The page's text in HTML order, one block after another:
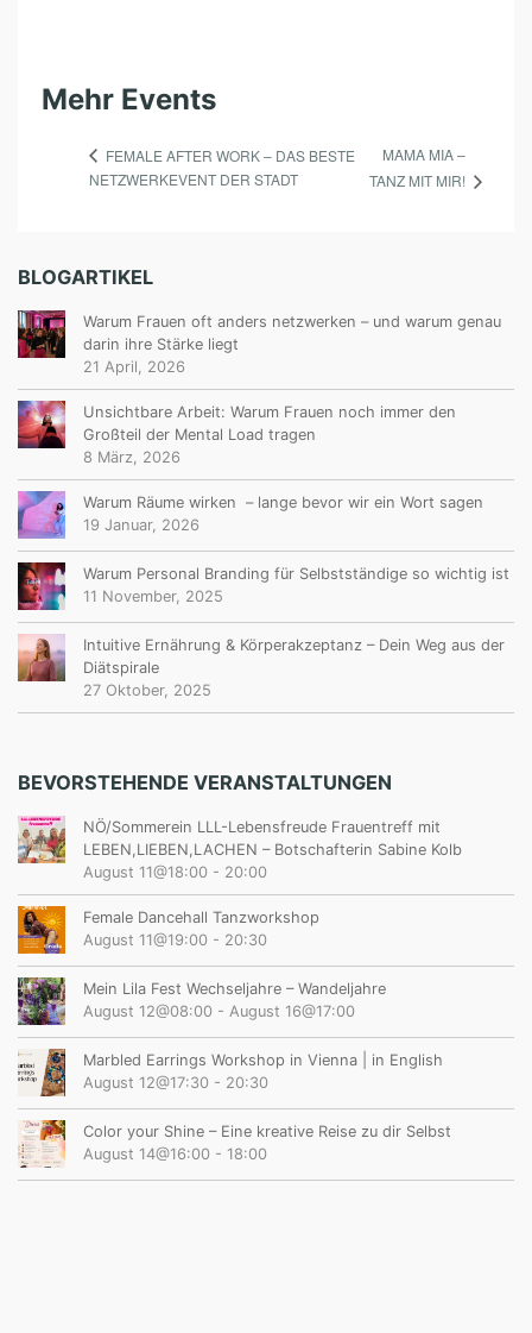
Mehr Events
FEMALE AFTER WORK – DAS BESTE
NETZWERKEVENT DER STADT
MAMA MIA –
TANZ MIT MIR!
BLOGARTIKEL
Warum Frauen oft anders netzwerken – und warum genau
darin ihre Stärke liegt
21 April, 2026
Unsichtbare Arbeit: Warum Frauen noch immer den
Großteil der Mental Load tragen
8 März, 2026
Warum Räume wirken – lange bevor wir ein Wort sagen
19 Januar, 2026
Warum Personal Branding für Selbstständige so wichtig ist
11 November, 2025
Intuitive Ernährung & Körperakzeptanz – Dein Weg aus der
Diätspirale
27 Oktober, 2025
BEVORSTEHENDE VERANSTALTUNGEN
NÖ/Sommerein LLL-Lebensfreude Frauentreff mit
LEBEN,LIEBEN,LACHEN – Botschafterin Sabine Kolb
August 11@18:00 - 20:00
Female Dancehall Tanzworkshop
August 11@19:00 - 20:30
Mein Lila Fest Wechseljahre – Wandeljahre
August 12@08:00 - August 16@17:00
Marbled Earrings Workshop in Vienna | in English
August 12@17:30 - 20:30
Color your Shine – Eine kreative Reise zu dir Selbst
August 14@16:00 - 18:00